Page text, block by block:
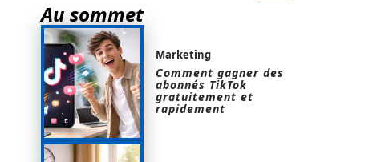
Au sommet
Marketing
Comment gagner des
abonnés TikTok
gratuitement et
rapidement